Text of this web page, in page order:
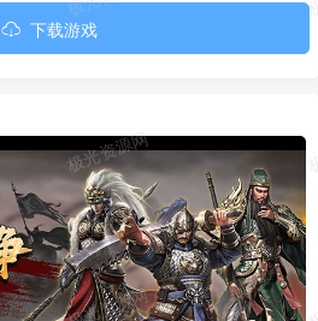
下载游戏